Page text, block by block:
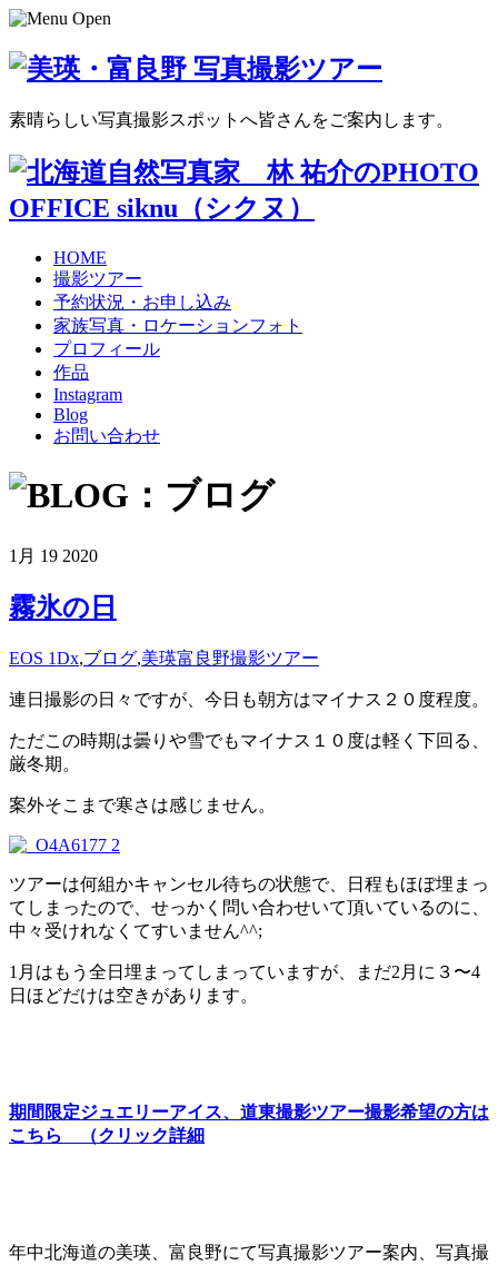
素晴らしい写真撮影スポットへ皆さんをご案内します。
HOME
撮影ツアー
予約状況・お申し込み
家族写真・ロケーションフォト
プロフィール
作品
Instagram
Blog
お問い合わせ
1月 19 2020
霧氷の日
EOS 1Dx,ブログ,美瑛富良野撮影ツアー
連日撮影の日々ですが、今日も朝方はマイナス２０度程度。
ただこの時期は曇りや雪でもマイナス１０度は軽く下回る、
厳冬期。
案外そこまで寒さは感じません。
ツアーは何組かキャンセル待ちの状態で、日程もほぼ埋まっ
てしまったので、せっかく問い合わせいて頂いているのに、
中々受けれなくてすいません^^;
1月はもう全日埋まってしまっていますが、まだ2月に３〜4
日ほどだけは空きがあります。
期間限定ジュエリーアイス、道東撮影ツアー撮影希望の方は
こちら （クリック詳細
年中北海道の美瑛、富良野にて写真撮影ツアー案内、写真撮